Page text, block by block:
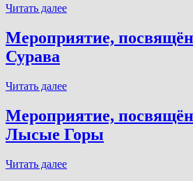
Квест
Читать далее
Мероприятие,
Сурава
Мероприятие,
Дню
села
Сурава
Читать далее
Мероприятие,
Лысые Горы
Мероприятие,
Читать далее